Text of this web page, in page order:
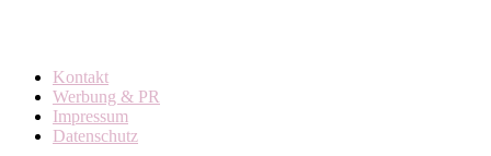
Kontakt
Werbung & PR
Impressum
Datenschutz